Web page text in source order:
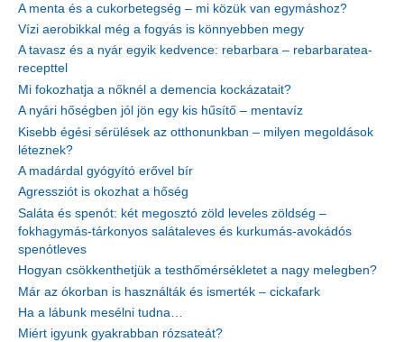
A menta és a cukorbetegség – mi közük van egymáshoz?
Vízi aerobikkal még a fogyás is könnyebben megy
A tavasz és a nyár egyik kedvence: rebarbara – rebarbaratea-
recepttel
Mi fokozhatja a nőknél a demencia kockázatait?
A nyári hőségben jól jön egy kis hűsítő – mentavíz
Kisebb égési sérülések az otthonunkban – milyen megoldások
léteznek?
A madárdal gyógyító erővel bír
Agressziót is okozhat a hőség
Saláta és spenót: két megosztó zöld leveles zöldség –
fokhagymás-tárkonyos salátaleves és kurkumás-avokádós
spenótleves
Hogyan csökkenthetjük a testhőmérsékletet a nagy melegben?
Már az ókorban is használták és ismerték – cickafark
Ha a lábunk mesélni tudna…
Miért igyunk gyakrabban rózsateát?